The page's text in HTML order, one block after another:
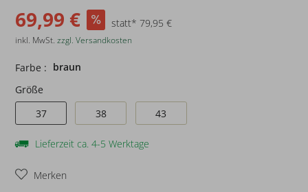
69,99 € statt* 79,95 €
inkl. MwSt.zzgl. Versandkosten
Farbe : braun
Größe
37
38 43
Lieferzeit ca. 4-5 Werktage
Merken